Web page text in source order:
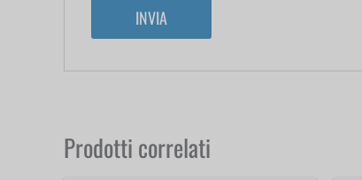
Prodotti correlati